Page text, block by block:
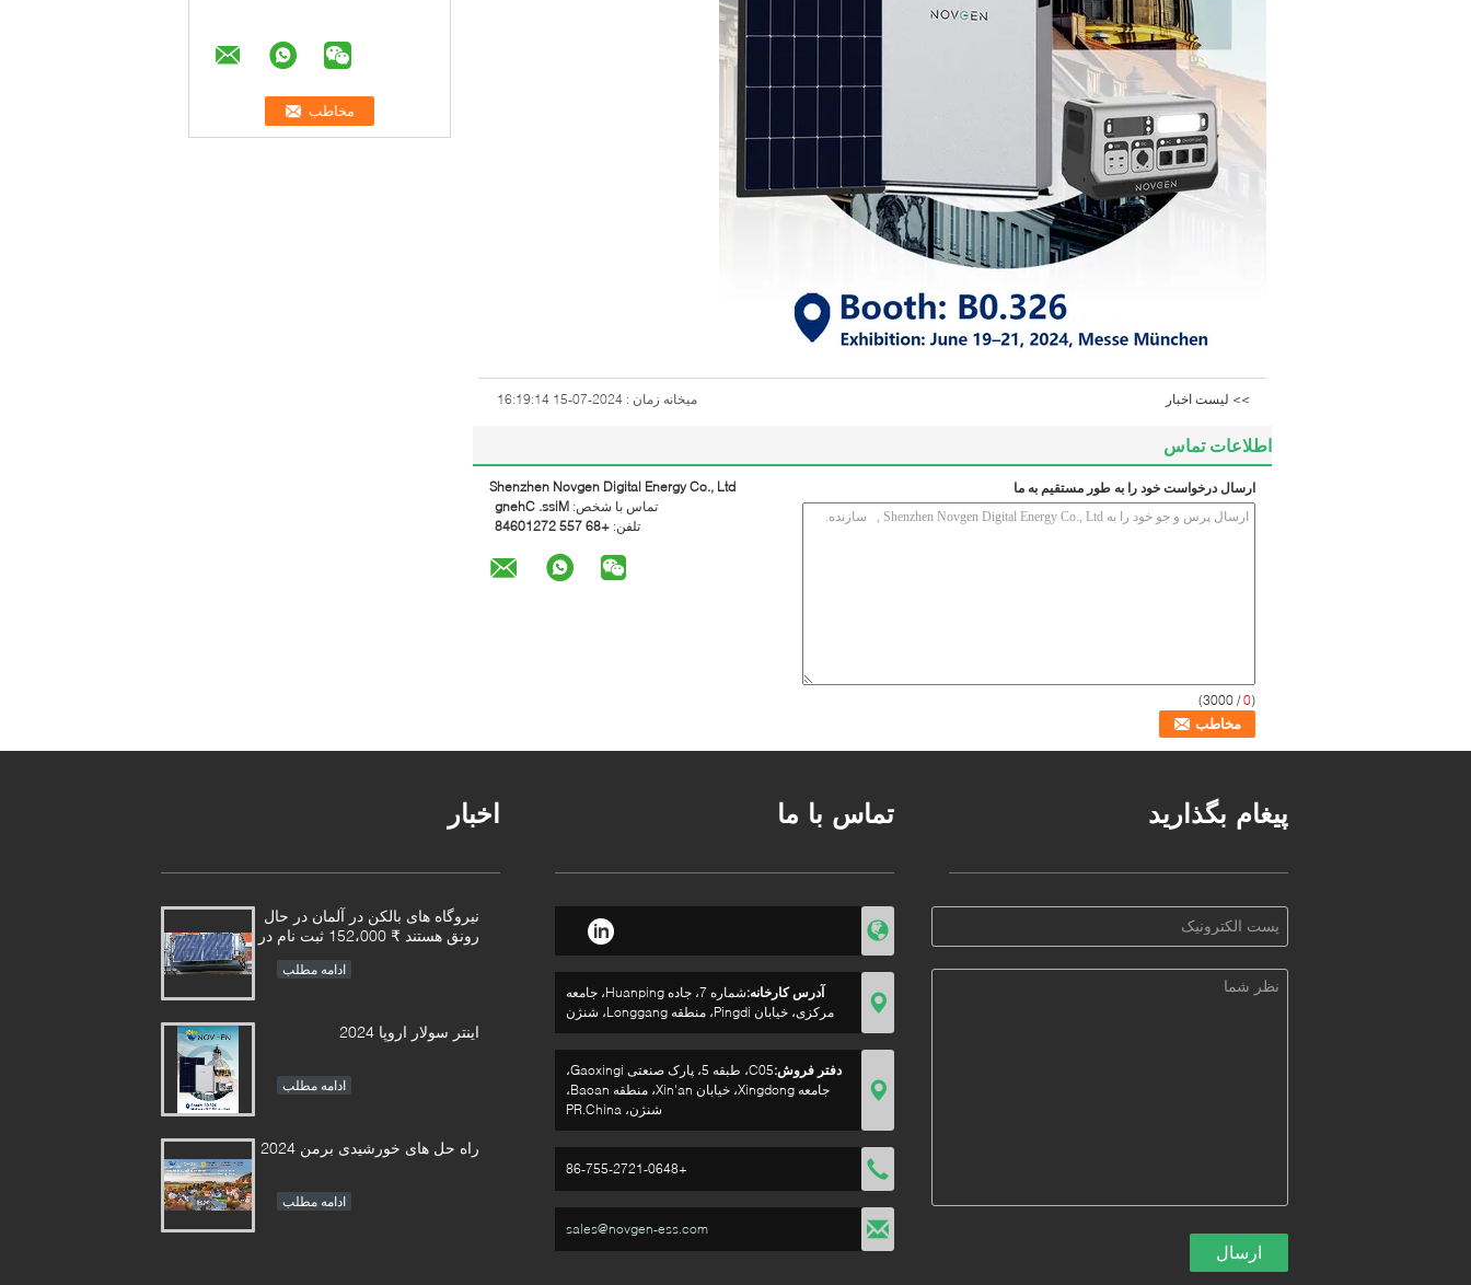
میخانه زمان : 2024-07-15 16:19:14 >> لیست اخبار
اطلاعات تماس
Shenzhen Novgen Digital Energy Co., Ltd
تماس با شخص: Miss. Cheng
تلفن: +86 755 27210648
ارسال درخواست خود را به طور مستقیم به ما
(
0
/ 3000)
اخبار
نیروگاه های بالکن در آلمان در حال
رونق هستند ₹ 152،000 ثبت نام در
ادامه مطلب
اینتر سولار اروپا 2024
ادامه مطلب
راه حل های خورشیدی برمن 2024
ادامه مطلب
تماس با ما
آدرس کارخانه:
شماره 7، جاده Huanping، جامعه
مرکزی، خیابان Pingdi، منطقه Longgang، شنژن
دفتر فروش:
C05، طبقه 5، پارک صنعتی Gaoxingi،
جامعه Xingdong، خیابان Xin'an، منطقه Baoan،
شنژن، PR.China
+86-755-2721-0648
sales@novgen-ess.com
پیغام بگذارید